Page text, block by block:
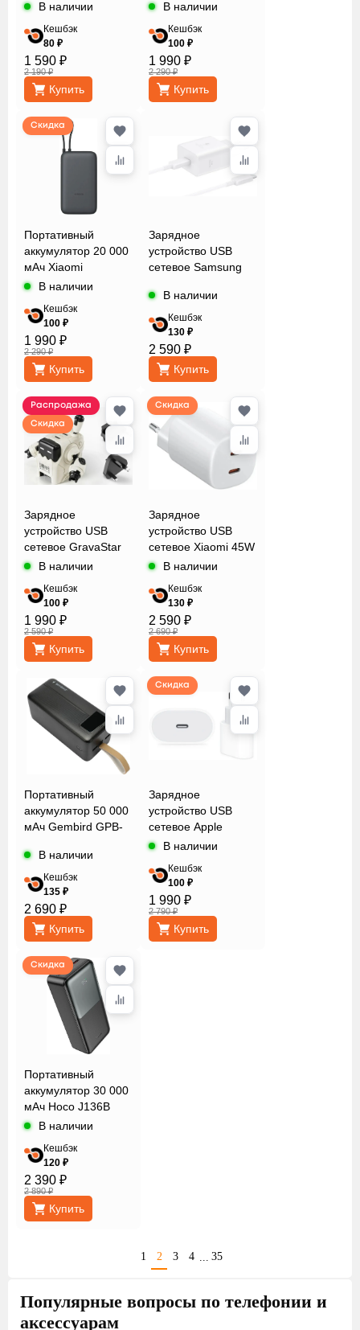
EP-T2510 Black
В наличии
Кешбэк
80 ₽
1 590 ₽
2 190 ₽
Купить
В наличии
Кешбэк
100 ₽
1 990 ₽
2 290 ₽
Купить
Скидка
Портативный
аккумулятор 20 000
мАч Xiaomi
В наличии
Кешбэк
100 ₽
1 990 ₽
2 290 ₽
Купить
Зарядное
устройство USB
сетевое Samsung
В наличии
Кешбэк
130 ₽
2 590 ₽
Купить
Распродажа
Скидка
Зарядное
устройство USB
сетевое GravaStar
Delta35 White
В наличии
Кешбэк
100 ₽
1 990 ₽
2 590 ₽
Купить
Скидка
Зарядное
устройство USB
сетевое Xiaomi 45W
Nano Turbo
Adapter
В наличии
Кешбэк
130 ₽
2 590 ₽
2 690 ₽
Купить
Портативный
аккумулятор 50 000
мАч Gembird GPB-
В наличии
Кешбэк
135 ₽
2 690 ₽
Купить
Скидка
Зарядное
устройство USB
сетевое Apple
MUVV3ZM/A
В наличии
Кешбэк
100 ₽
1 990 ₽
2 790 ₽
Купить
Скидка
Портативный
аккумулятор 30 000
мАч Hoco J136B
BlackВ наличии
Кешбэк
120 ₽
2 390 ₽
2 890 ₽
Купить
1 2 3 4 35
Популярные вопросы по телефонии и
аксессуарам